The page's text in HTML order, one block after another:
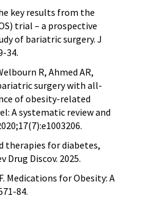
key results from the
trial – a prospective
of bariatric surgery. J
34.
R, Ahmed AR,
surgery with all-
of obesity-related
A systematic review and
therapies for diabetes,
Drug Discov. 2025.
Medications for Obesity: A
84.